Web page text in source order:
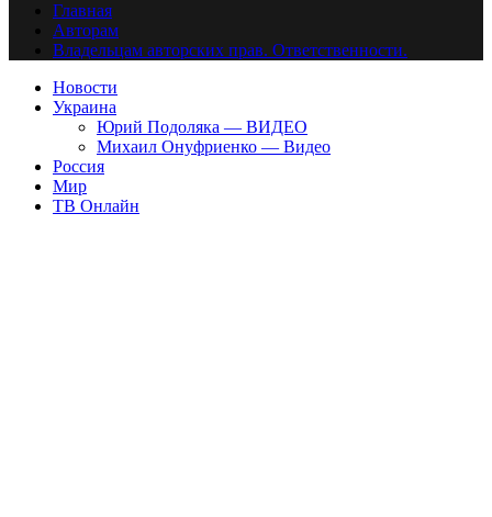
Главная
Авторам
Владельцам авторских прав. Ответственности.
Новости
Украина
Юрий Подоляка — ВИДЕО
Михаил Онуфриенко — Видео
Россия
Мир
ТВ Онлайн